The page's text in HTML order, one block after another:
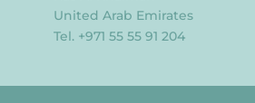
United Arab Emirates
Tel. +971 55 55 91 204